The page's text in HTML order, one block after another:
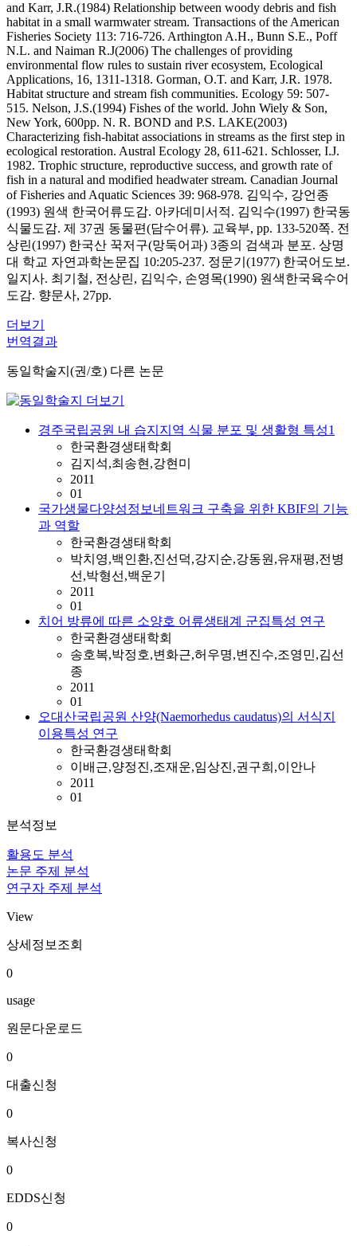
and Karr, J.R.(1984) Relationship between woody debris and fish
habitat in a small warmwater stream. Transactions of the American
Fisheries Society 113: 716-726. Arthington A.H., Bunn S.E., Poff
N.L. and Naiman R.J(2006) The challenges of providing
environmental flow rules to sustain river ecosystem, Ecological
Applications, 16, 1311-1318. Gorman, O.T. and Karr, J.R. 1978.
Habitat structure and stream fish communities. Ecology 59: 507-
515. Nelson, J.S.(1994) Fishes of the world. John Wiely & Son,
New York, 600pp. N. R. BOND and P.S. LAKE(2003)
Characterizing fish-habitat associations in streams as the first step in
ecological restoration. Austral Ecology 28, 611-621. Schlosser, I.J.
1982. Trophic structure, reproductive success, and growth rate of
fish in a natural and modified headwater stream. Canadian Journal
of Fisheries and Aquatic Sciences 39: 968-978. 김익수, 강언종
(1993) 원색 한국어류도감. 아카데미서적. 김익수(1997) 한국동
식물도감. 제 37권 동물편(담수어류). 교육부, pp. 133-520쪽. 전
상린(1997) 한국산 꾹저구(망둑어과) 3종의 검색과 분포. 상명
대 학교 자연과학논문집 10:205-237. 정문기(1977) 한국어도보.
일지사. 최기철, 전상린, 김익수, 손영목(1990) 원색한국육수어
도감. 향문사, 27pp.
더보기
번역결과
동일학술지(권/호) 다른 논문
경주국립공원 내 습지지역 식물 분포 및 생활형 특성1
한국환경생태학회
김지석,최송현,강현미
2011
01
국가생물다양성정보네트워크 구축을 위한 KBIF의 기능
과 역할
한국환경생태학회
박치영,백인환,진선덕,강지순,강동원,유재평,전병
선,박형선,백운기
2011
01
치어 방류에 따른 소양호 어류생태계 군집특성 연구
한국환경생태학회
송호복,박정호,변화근,허우명,변진수,조영민,김선
종
2011
01
오대산국립공원 산양(Naemorhedus caudatus)의 서식지
이용특성 연구
한국환경생태학회
이배근,양정진,조재운,임상진,권구희,이안나
2011
01
분석정보
활용도 분석
논문 주제 분석
연구자 주제 분석
View
상세정보조회
0
usage
원문다운로드
0
대출신청
0
복사신청
0
EDDS신청
0